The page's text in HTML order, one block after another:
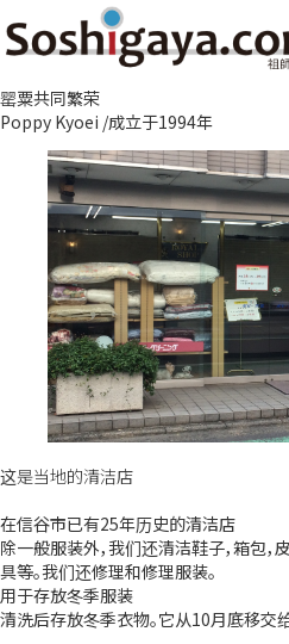
祖師谷商店街
罂粟共同繁荣
Poppy Kyoei /成立于1994年
这是当地的清洁店
在信谷市已有25年历史的清洁店
除一般服装外，我们还清洁鞋子，箱包，
具等。我们还修理和修理服装。
用于存放冬季服装
清洗后存放冬季衣物。它从10月底移交